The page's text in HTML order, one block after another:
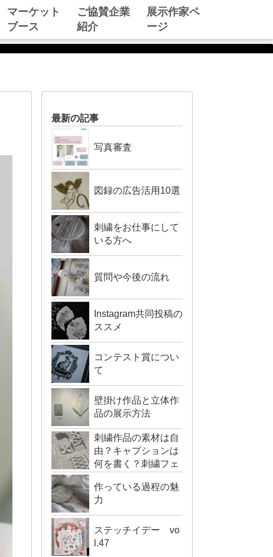
マーケット
ブース
ご協賛企業
紹介
展示作家ペ
ージ
最新の記事
写真審査
図録の広告活用10選
刺繍をお仕事にして
いる方へ
質問や今後の流れ
Instagram共同投稿の
ススメ
コンテスト賞につい
て
壁掛け作品と立体作
品の展示方法
刺繍作品の素材は自
由？キャプションは
何を書く？刺繍フェ
作っている過程の魅
力
ステッチイデー vo
l.47